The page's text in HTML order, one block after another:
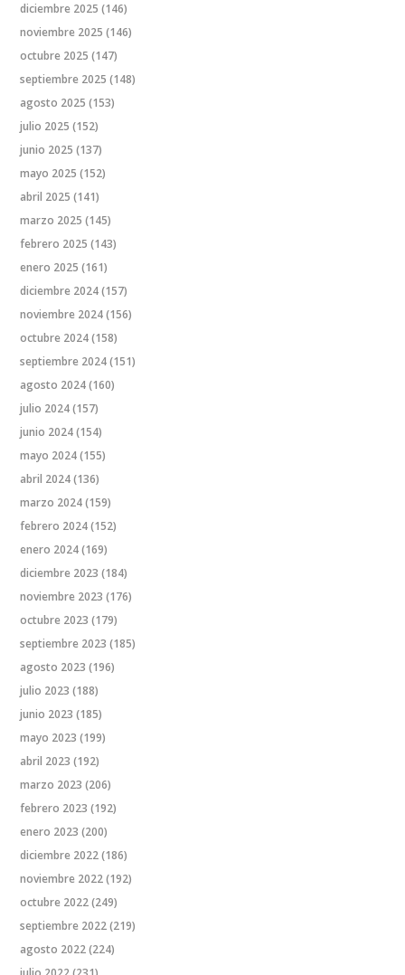
diciembre 2025 (146)
noviembre 2025 (146)
octubre 2025 (147)
septiembre 2025 (148)
agosto 2025 (153)
julio 2025 (152)
junio 2025 (137)
mayo 2025 (152)
abril 2025 (141)
marzo 2025 (145)
febrero 2025 (143)
enero 2025 (161)
diciembre 2024(157)
noviembre 2024(156)
octubre 2024(158)
septiembre 2024(151)
agosto 2024(160)
julio 2024(157)
junio 2024(154)
mayo 2024(155)
abril 2024(136)
marzo 2024(159)
febrero 2024(152)
enero 2024(169)
diciembre 2023 (184)
noviembre 2023 (176)
octubre 2023 (179)
septiembre 2023 (185)
agosto 2023 (196)
julio 2023 (188)
junio 2023 (185)
mayo 2023 (199)
abril 2023 (192)
marzo 2023 (206)
febrero 2023 (192)
enero 2023 (200)
diciembre 2022(186)
noviembre 2022(192)
octubre 2022(249)
septiembre 2022(219)
agosto 2022(224)